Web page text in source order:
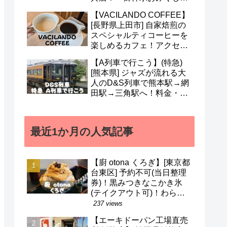
など(^^)
【VACILANDO COFFEE】
[長野県上田市] 自家焙煎の
スペシャルティコーヒーを
楽しめるカフェ！アクセ
ニューなど(^v^)
【A列車で行こう】(特急)
[熊本県] ジャズが流れる大
人のD&S列車で熊本駅→網
田駅→三角駅へ！料金・予
最近1か月の人気記事
【廚 otona くろぎ】[東京都
台東区] 予約不可(当日整理
券)！黒みつきなこかき氷
(テイクアウト可)！わらび
餅などのメニューも(^^)/
237 views
【エーキドーパン工場直売